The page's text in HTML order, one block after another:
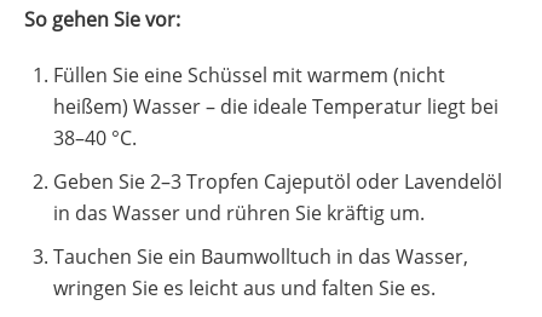
So gehen Sie vor:
Füllen Sie eine Schüssel mit warmem (nicht
heißem) Wasser – die ideale Temperatur liegt bei
38–40 °C.
Geben Sie 2–3 Tropfen Cajeputöl oder Lavendelöl
in das Wasser und rühren Sie kräftig um.
Tauchen Sie ein Baumwolltuch in das Wasser,
wringen Sie es leicht aus und falten Sie es.